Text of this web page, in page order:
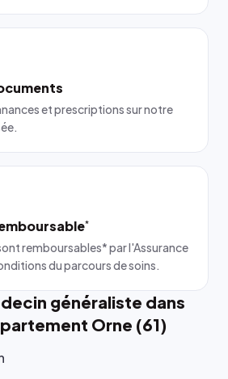
et prescriptions sur notre
*
remboursables* par l'Assurance
du parcours de soins.
généraliste dans
Orne (61)